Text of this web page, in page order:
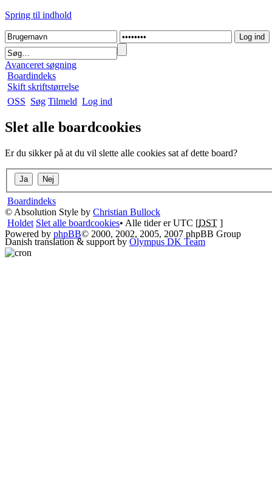
Spring til indhold
Avanceret søgning
Boardindeks
Skift skriftstørrelse
OSS Søg Tilmeld Log ind
Slet alle boardcookies
Er du sikker på at du vil slette alle cookies sat af dette board?
Boardindeks
© Absolution Style by Christian Bullock
Holdet Slet alle boardcookies• Alle tider er UTC [DST ]
Powered by phpBB© 2000, 2002, 2005, 2007 phpBB Group
Danish translation & support by Olympus DK Team